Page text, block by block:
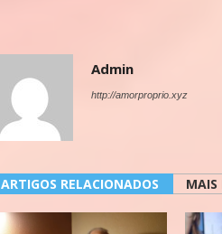
Admin
http://amorproprio.xyz
ARTIGOS RELACIONADOS MAIS